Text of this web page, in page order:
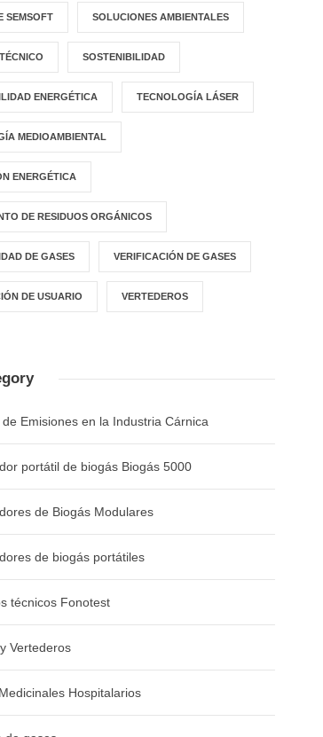
SEMSOFT SOLUCIONES AMBIENTALES
SOSTENIBILIDAD
ENERGÉTICA TECNOLOGÍA LÁSER
MEDIOAMBIENTAL
ENERGÉTICA
DE RESIDUOS ORGÁNICOS
DE GASES VERIFICACIÓN DE GASES
DE USUARIO VERTEDEROS
Emisiones en la Industria Cárnica
portátil de biogás Biogás 5000
de Biogás Modulares
de biogás portátiles
técnicos Fonotest
Vertederos
Hospitalarios